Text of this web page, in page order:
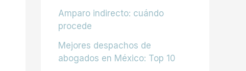
Amparo indirecto: cuándo
procede
Mejores despachos de
abogados en México: Top 10